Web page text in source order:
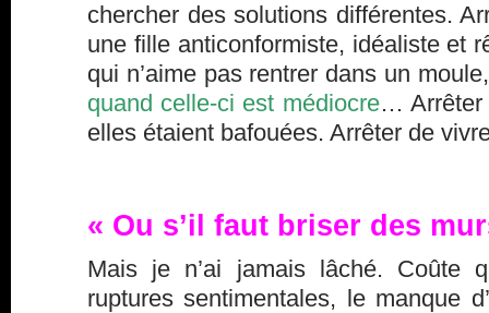
chercher des solutions différentes.
une fille anticonformiste, idéaliste et
qui n’aime pas rentrer dans un
quand celle-ci est médiocre… Arrêter
elles étaient bafouées. Arrêter de
« Ou s’il faut briser des
Mais je n’ai jamais lâché. Coûte
ruptures sentimentales, le manque